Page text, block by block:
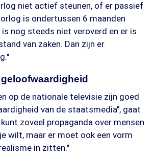
niet actief steunen, of er passief
is ondertussen 6 maanden
is nog steeds niet veroverd en er is
van zaken. Dan zijn er
op de nationale televisie zijn goed
van de staatsmedia", gaat
zoveel propaganda over mensen
wilt, maar er moet ook een vorm
in zitten."